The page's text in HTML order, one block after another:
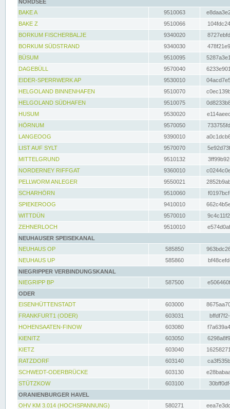
NORDSEE
BAKE A
9510063
BAKE Z
9510066
BORKUM FISCHERBALJE
9340020
BORKUM SÜDSTRAND
9340030
BÜSUM
9510095
DAGEBÜLL
9570040
EIDER-SPERRWERK AP
9530010
HELGOLAND BINNENHAFEN
9510070
HELGOLAND SÜDHAFEN
9510075
HUSUM
9530020
HÖRNUM
9570050
LANGEOOG
9390010
LIST AUF SYLT
9570070
MITTELGRUND
9510132
NORDERNEY RIFFGAT
9360010
PELLWORM ANLEGER
9550021
SCHARHÖRN
9510060
SPIEKEROOG
9410010
WITTDÜN
9570010
ZEHNERLOCH
9510010
NEUHAUSER SPEISEKANAL
NEUHAUS OP
585850
NEUHAUS UP
585860
NIEGRIPPER VERBINDUNGSKANAL
NIEGRIPP BP
587500
ODER
EISENHÜTTENSTADT
603000
FRANKFURT1 (ODER)
603031
HOHENSAATEN-FINOW
603080
KIENITZ
603050
KIETZ
603040
RATZDORF
603140
SCHWEDT-ODERBRÜCKE
603130
STÜTZKOW
603100
ORANIENBURGER HAVEL
OHV KM 3.014 (HOCHSPANNUNG)
580271